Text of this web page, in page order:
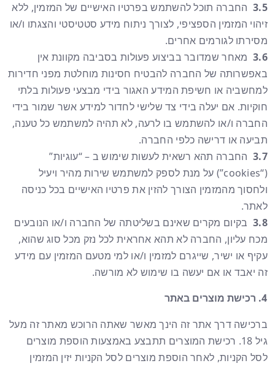
3.5החברה תוכל להשתמש בפרטיו האישיים של המזמין, ללא
זיהוי המזמין הספציפי, לצורך ניתוח מידע סטטיסטי והצגתו ו/או
מסירתו לגורמים אחרים.
3.6מאחר שמדובר בביצוע פעולות בסביבה מקוונת אין
באפשרותה של החברה להבטיח חסינות מוחלטת מפני חדירות
למחשביה או חשיפת המידע האגור בידי מבצעי פעולות בלתי
חוקיות. אם יעלה בידי צד שלישי לחדור למידע אשר שמור בידי
החברה ו/או להשתמש בו לרעה, לא תהיה למשתמש כל טענה,
תביעה או דרישה כלפי החברה.
3.7החברה תהא רשאית לעשות שימוש ב – “עוגיות”
(“cookies”) על מנת לספק למשתמש שירות מהיר ויעיל
ולחסוך מהמזמין הצורך להזין את פרטיו האישיים בכל כניסה
לאתר.
3.8בקיום מקרים שאינם בשליטתה של החברה ו/או הנובעים
מכח עליון, החברה לא תהא אחראית לכל נזק מכל סוג שהוא,
עקיף או ישיר, שייגרם למזמין ו/או למי מטעם המזמין עם מידע
זה יאבד או אם יעשה בו שימוש לא מורשה.
רכישת מוצרים באתר
ברכישה דרך אתר זה הינך מאשר שאתה הרוכש מאתר זה מעל
גיל 18. רכישת המוצרים תתבצע באמצעות הוספת מוצרים
לסל הקניות, לאחר הוספת מוצרים לסל הקניות יזין המזמין